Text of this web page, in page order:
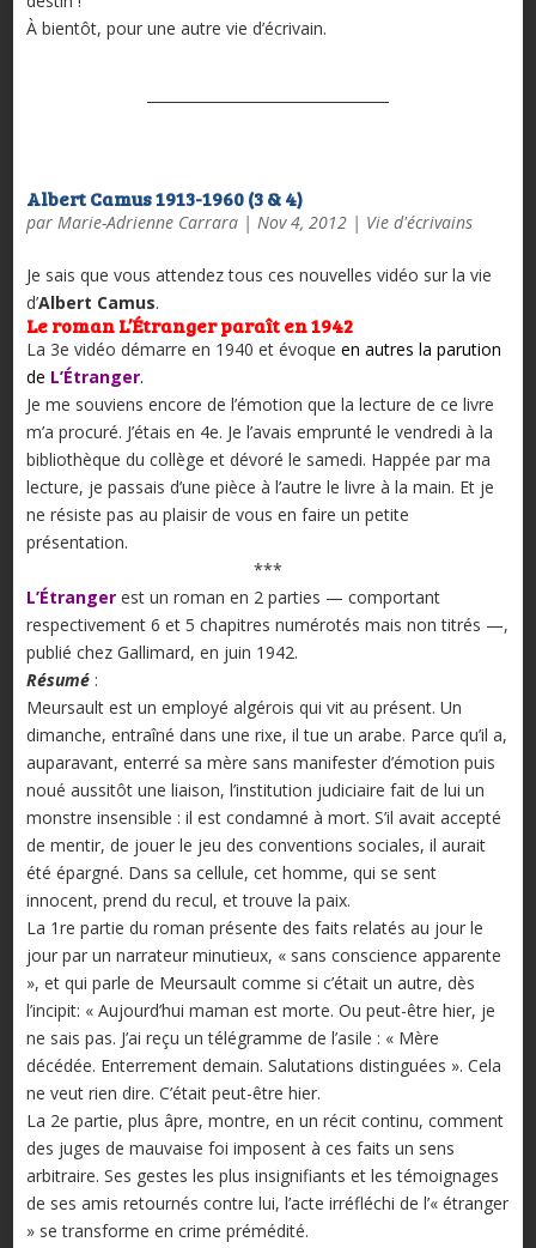
À bientôt, pour une autre vie d’écrivain.
Albert Camus 1913-1960 (3 & 4)
par Marie-Adrienne Carrara| Nov 4, 2012| Vie d'écrivains
Je sais que vous attendez tous ces nouvelles vidéo sur la vie
d’Albert Camus.
Le roman L’Étranger paraît en 1942
La 3e vidéo démarre en 1940 et évoque en autres la parution
de L’Étranger.
Je me souviens encore de l’émotion que la lecture de ce livre
m’a procuré. J’étais en 4e. Je l’avais emprunté le vendredi à la
bibliothèque du collège et dévoré le samedi. Happée par ma
lecture, je passais d’une pièce à l’autre le livre à la main. Et je
ne résiste pas au plaisir de vous en faire un petite
présentation.
***
L’Étrangerest un roman en 2 parties — comportant
respectivement 6 et 5 chapitres numérotés mais non titrés —,
publié chez Gallimard, en juin 1942.
Résumé:
Meursault est un employé algérois qui vit au présent. Un
dimanche, entraîné dans une rixe, il tue un arabe. Parce qu’il a,
auparavant, enterré sa mère sans manifester d’émotion puis
noué aussitôt une liaison, l’institution judiciaire fait de lui un
monstre insensible : il est condamné à mort. S’il avait accepté
de mentir, de jouer le jeu des conventions sociales, il aurait
été épargné. Dans sa cellule, cet homme, qui se sent
innocent, prend du recul, et trouve la paix.
La 1re partie du roman présente des faits relatés au jour le
jour par un narrateur minutieux, « sans conscience apparente
», et qui parle de Meursault comme si c’était un autre, dès
l’incipit: « Aujourd’hui maman est morte. Ou peut-être hier, je
ne sais pas. J’ai reçu un télégramme de l’asile : « Mère
décédée. Enterrement demain. Salutations distinguées ». Cela
ne veut rien dire. C’était peut-être hier.
La 2e partie, plus âpre, montre, en un récit continu, comment
des juges de mauvaise foi imposent à ces faits un sens
arbitraire. Ses gestes les plus insignifiants et les témoignages
de ses amis retournés contre lui, l’acte irréfléchi de l’« étranger
» se transforme en crime prémédité.